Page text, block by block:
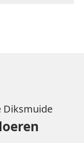
Diksmuide